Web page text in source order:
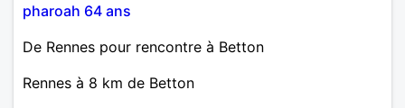
pharoah 64 ans
De Rennes pour rencontre à Betton
Rennes à 8 km de Betton